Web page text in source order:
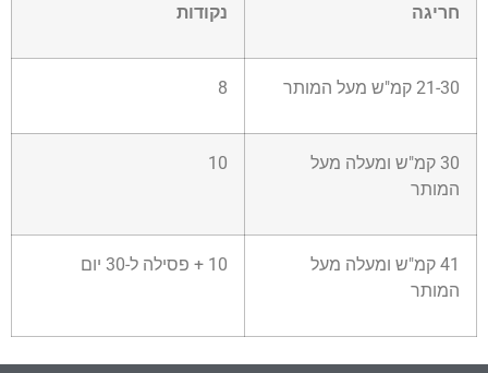
חריגה נקודות
21-30 קמ"ש מעל המותר 8
30 קמ"ש ומעלה מעל
המותר
10
41 קמ"ש ומעלה מעל
המותר
10 + פסילה ל-30 יום